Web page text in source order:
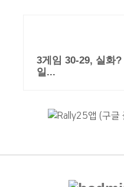
3게임 30-29, 실화
일...